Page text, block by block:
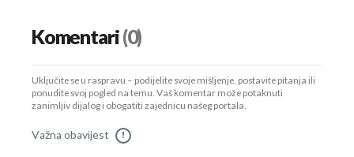
Komentari(0)
Uključite se u raspravu – podijelite svoje mišljenje, postavite pitanja ili
ponudite svoj pogled na temu. Vaš komentar može potaknuti
zanimljiv dijalog i obogatiti zajednicu našeg portala.
Važna obavijest !